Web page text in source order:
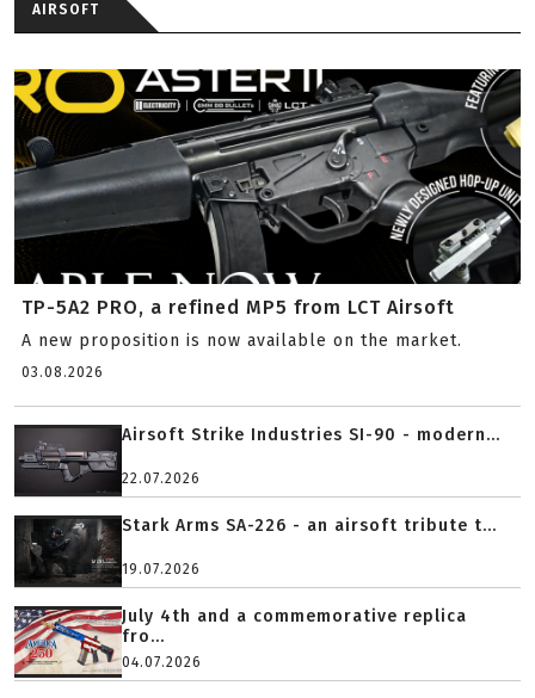
AIRSOFT
TP-5A2 PRO, a refined MP5 from LCT Airsoft
A new proposition is now available on the market.
03.08.2026
Airsoft Strike Industries SI-90 - modern...
22.07.2026
Stark Arms SA-226 - an airsoft tribute t...
19.07.2026
July 4th and a commemorative replica
fro...
04.07.2026